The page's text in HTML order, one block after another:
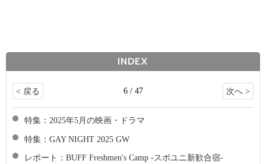
INDEX
< 戻る 6 / 47 次へ >
特集：2025年5月の映画・ドラマ
特集：GAY NIGHT 2025 GW
レポート：BUFF Freshmen's Camp -スポユニ新歓合宿-